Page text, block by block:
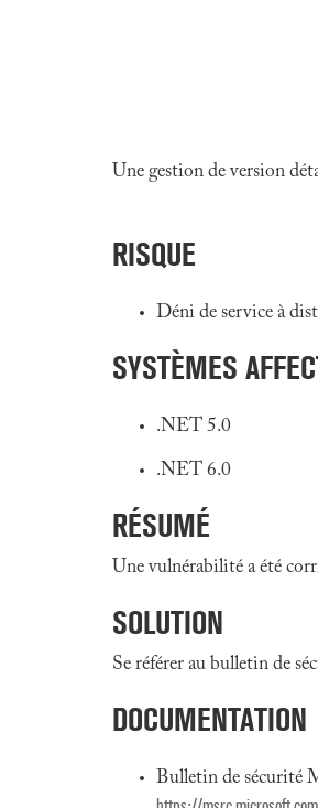
Une gestion de version
RISQUE
Déni de service à
SYSTÈMES
.NET 5.0
.NET 6.0
RÉSUMÉ
Une vulnérabilité a été
SOLUTION
Se référer au bulletin de
DOCUMENTATION
Bulletin de sécurité